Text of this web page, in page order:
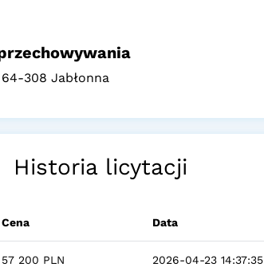
308 Jabłonna
Historia licytacji
Cena Data
57 200 PLN 2026-04-23 14:37:35